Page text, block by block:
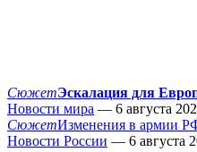
СюжетЭскалация для
Новости мира — 6 августа
СюжетИзменения в армии
Новости России — 6 августа